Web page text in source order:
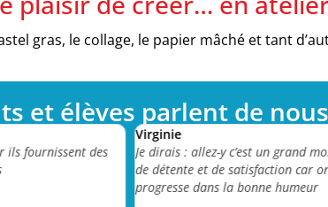
gras, le collage, le papier mâché et tant
et élèves parlent de
ils fournissent des
Virginie
Je dirais : allez-y c’est un grand
de détente et de satisfaction car
progresse dans la bonne humeur